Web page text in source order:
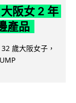
阪女 2 年
產品
歲大阪女子，